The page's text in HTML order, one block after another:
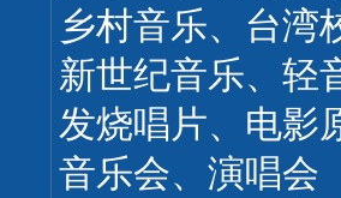
乡村音乐、台湾
新世纪音乐、轻
发烧唱片、电影
音乐会、演唱会